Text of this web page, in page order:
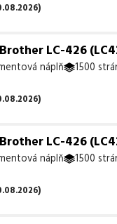
)
LC-426
náplň 1500
)
LC-426
náplň 1500
)